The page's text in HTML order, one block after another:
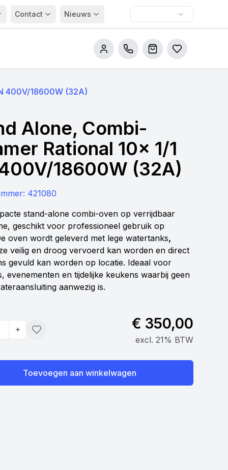
Contact Nieuws
Bel onsWinkelwagen
Bestellijsten
400V/18600W (32A)
Alone, Combi-
Rational 10x 1/1
18600W (32A)
421080
stand-alone combi-oven op verrijdbaar
geschikt voor professioneel gebruik op
oven wordt geleverd met lege watertanks,
veilig en droog vervoerd kan worden en direct
gevuld kan worden op locatie. Ideaal voor
evenementen en tijdelijke keukens waarbij geen
aanwezig is.
Toevoegen
€ 350,00
excl. 21% BTW
Toevoegen aan winkelwagen